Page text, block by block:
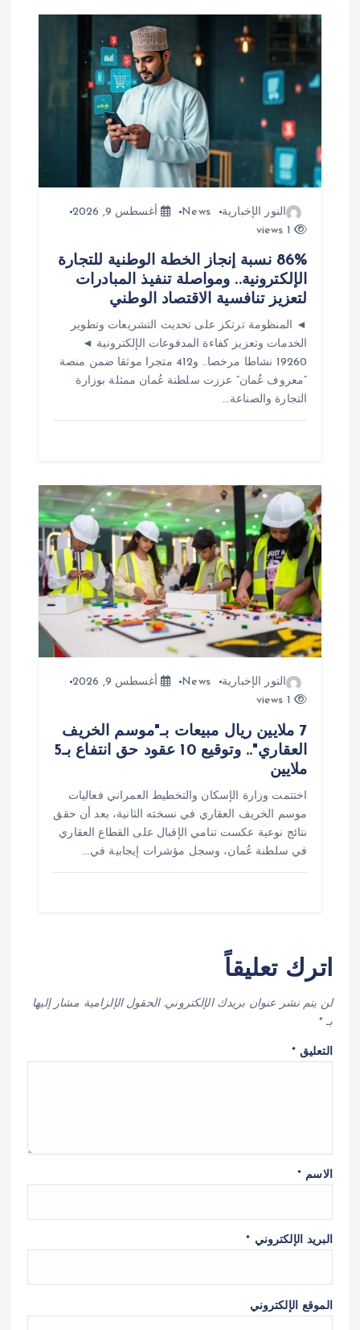
م
ق
النور الإخبارية News
أغسطس 9, 2026
1 views
86% نسبة إنجاز الخطة الوطنية للتجارة
الإلكترونية.. ومواصلة تنفيذ المبادرات
لتعزيز تنافسية الاقتصاد الوطني
◄ المنظومة ترتكز على تحديث التشريعات وتطوير
الخدمات وتعزيز كفاءة المدفوعات الإلكترونية ◄
19260 نشاطا مرخصا.. و412 متجرا موثقا ضمن منصة
“معروف عُمان” عززت سلطنة عُمان ممثلة بوزارة
التجارة والصناعة…
النور الإخبارية News
أغسطس 9, 2026
1 views
7 ملايين ريال مبيعات بـ"موسم الخريف
العقاري".. وتوقيع 10 عقود حق انتفاع بـ5
ملايين
اختتمت وزارة الإسكان والتخطيط العمراني فعاليات
موسم الخريف العقاري في نسخته الثانية، بعد أن حقق
نتائج نوعية عكست تنامي الإقبال على القطاع العقاري
في سلطنة عُمان، وسجل مؤشرات إيجابية في…
اترك تعليقاً
لن يتم نشر عنوان بريدك الإلكتروني. الحقول الإلزامية مشار إليها
بـ*
التعليق*
الاسم *
البريد الإلكتروني *
الموقع الإلكتروني